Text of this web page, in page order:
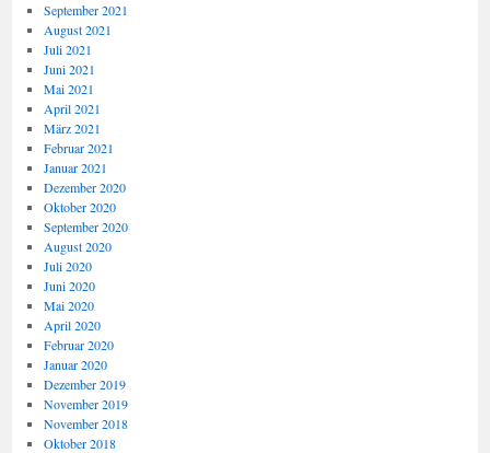
September 2021
August 2021
Juli 2021
Juni 2021
Mai 2021
April 2021
März 2021
Februar 2021
Januar 2021
Dezember 2020
Oktober 2020
September 2020
August 2020
Juli 2020
Juni 2020
Mai 2020
April 2020
Februar 2020
Januar 2020
Dezember 2019
November 2019
November 2018
Oktober 2018